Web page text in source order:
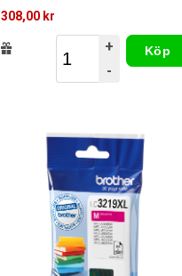
308,00 kr
+
-
Köp